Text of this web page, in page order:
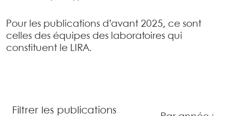
Pour les publications d’avant 2025, ce sont
celles des équipes des laboratoires qui
constituent le LIRA.
Filtrer les publications